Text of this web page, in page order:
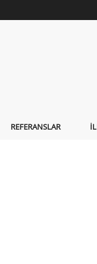
REFERANSLAR